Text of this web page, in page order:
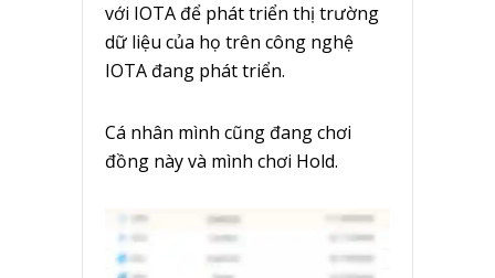
với IOTA để phát triển thị trường
dữ liệu của họ trên công nghệ
IOTA đang phát triển.
Cá nhân mình cũng đang chơi
đồng này và mình chơi Hold.